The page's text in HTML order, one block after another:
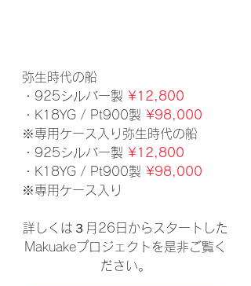
弥生時代の船
・925シルバー製 ¥12,800
・K18YG / Pt900製 ¥98,000
※専用ケース入り弥生時代の船
・925シルバー製 ¥12,800
・K18YG / Pt900製 ¥98,000
※専用ケース入り
詳しくは３月26日からスタートした
Makuakeプロジェクトを是非ご覧く
ださい。